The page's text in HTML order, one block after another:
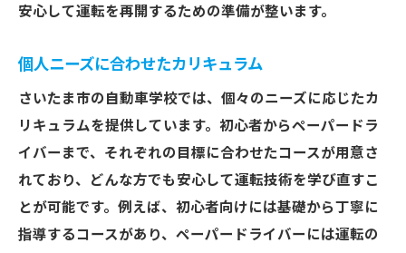
安心して運転を再開するための準備が整います。
個人ニーズに合わせたカリキュラム
さいたま市の自動車学校では、個々のニーズに応じたカ
リキュラムを提供しています。初心者からペーパードラ
イバーまで、それぞれの目標に合わせたコースが用意さ
れており、どんな方でも安心して運転技術を学び直すこ
とが可能です。例えば、初心者向けには基礎から丁寧に
指導するコースがあり、ペーパードライバーには運転の